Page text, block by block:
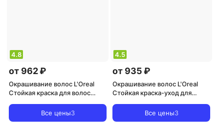
4.8
от 962 ₽
Окрашивание волос L'Oreal
Стойкая краска для волос
Все цены3
4.5
от 935 ₽
Окрашивание волос L'Oreal
Стойкая краска-уход для
без аммиака, оттенок 1010,
Светло-светло-русый
Все цены3